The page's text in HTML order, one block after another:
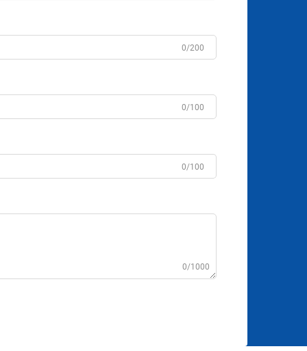
0/200
0/100
0/100
0/1000